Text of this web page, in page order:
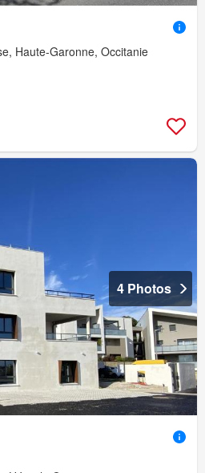
Haute-Garonne, Occitanie
4 Photos